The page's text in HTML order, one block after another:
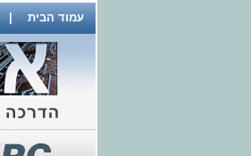
עמוד הבית |